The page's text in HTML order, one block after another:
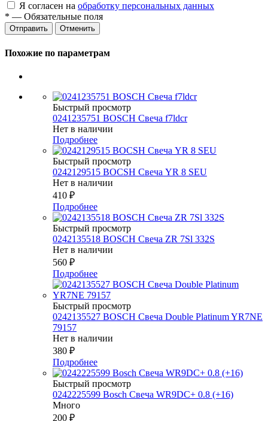
Я согласен на обработку персональных данных
* — Обязательные поля
Отменить
Похожие по параметрам
Быстрый просмотр
0241235751 BOSCH Свеча f7ldcr
Нет в наличии
Подробнее
Быстрый просмотр
0242129515 BOCSH Свеча YR 8 SEU
Нет в наличии
410 ₽
Подробнее
Быстрый просмотр
0242135518 BOSCH Свеча ZR 7Sl 332S
Нет в наличии
560 ₽
Подробнее
Быстрый просмотр
0242135527 BOSСH Свеча Double Platinum YR7NE
79157
Нет в наличии
380 ₽
Подробнее
Быстрый просмотр
0242225599 Bosch Свеча WR9DC+ 0.8 (+16)
Много
200 ₽